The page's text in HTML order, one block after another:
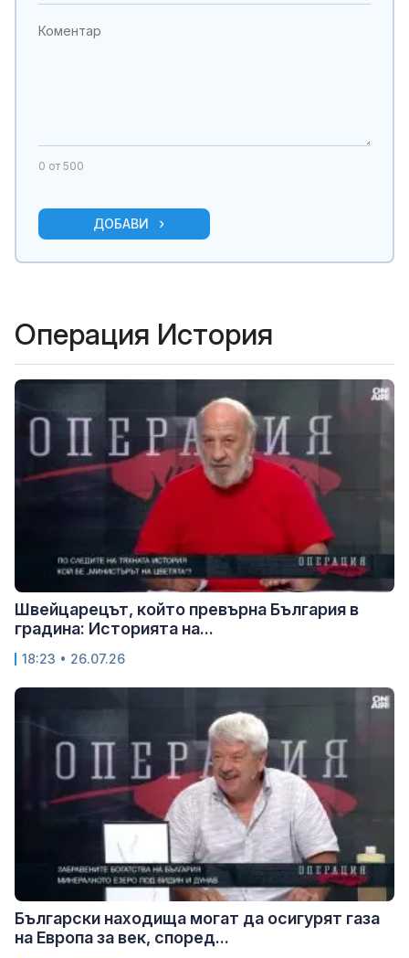
0 от 500
ДОБАВИ
Операция История
Швейцарецът, който превърна България в
градина: Историята на...
18:23 • 26.07.26
Български находища могат да осигурят газа
на Европа за век, според...